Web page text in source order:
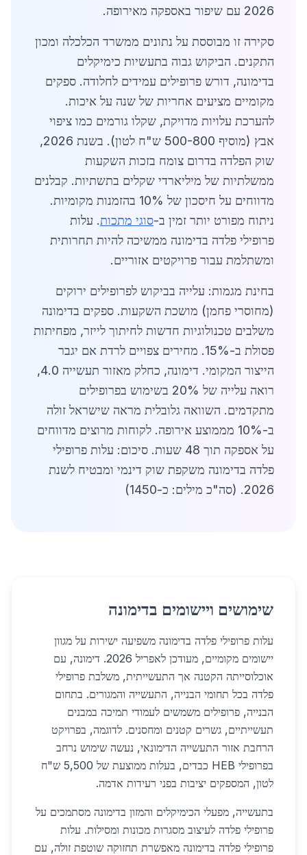
2026 עם שיפור באספקה מאירופה.
סקירה זו מבוססת על נתונים ממשרד הכלכלה ומכון
התקנים. הביקוש גבוה בתעשיות כימיקלים
בדימונה, דורש פרופילים עמידים לחלודה. ספקים
מקומיים מציעים אחריות של שנה על איכות.
להערכת עלויות מדויקת, שקלו גורמים כמו ציפוי
אבץ (מוסיף 500-800 ש"ח לטון). בשנת 2026,
שוק הפלדה בדרום צומח בזכות השקעות
ממשלתיות של מיליארדי שקלים בתשתיות. קבלנים
מדווחים על חיסכון של 10% בהזמנות מקומיות.
ניתוח מפורט יותר זמין ב-סוגי מתכות. עלות
פרופילי פלדה בדימונה ממשיכה להיות תחרותית
ומשתלמת עבור פרויקטים אזוריים.
בחינת מגמות: עלייה בביקוש לפרופילים ירוקים
(מחוסרי פחמן) מושכת השקעות. ספקים בדימונה
משלבים טכנולוגיות חדשות לחיתוך לייזר, מפחיתות
פסולת ב-15%. מחירים צפויים לרדת אם יגבר
הייצור המקומי. דימונה, כחלק מאזור תעשייה 4.0,
רואה עלייה של 20% בשימוש בפרופילים
מתקדמים. השוואה גלובלית מראה שישראל זולה
ב-10% מממוצע אירופה. לקוחות מרוצים מדווחים
על אספקה תוך 48 שעות. סיכום: עלות פרופילי
פלדה בדימונה משקפת שוק דינמי ומבטיח לשנת
2026. (סה"כ מילים: כ-1450)
שימושים ויישומים בדימונה
עלות פרופילי פלדה בדימונה משפיעה ישירות על מגוון
יישומים מקומיים, מעודכן לאפריל 2026. דימונה, עם
אוכלוסייתה הקטנה אך התעשייתית, משלבת פרופילי
פלדה בכל תחומי הבנייה, התעשייה והמגורים. בתחום
הבנייה, פרופילים משמשים לעמודי תמיכה במבנים
תעשייתיים, גשרים קטנים ומחסנים. לדוגמה, בפרויקט
הרחבת אזור התעשייה הדימונאי, נעשה שימוש נרחב
בפרופילי HEB כבדים, בעלות ממוצעת של 5,500 ש"ח
לטון, המספקים יציבות בפני רעידות אדמה.
בתעשייה, מפעלי הכימיקלים והמזון בדימונה מסתמכים על
פרופילי פלדה לעיצוב מסגרות מכונות ומסילות. עלות
פרופילי פלדה בדימונה מאפשרת תחזוקה שוטפת זולה, עם